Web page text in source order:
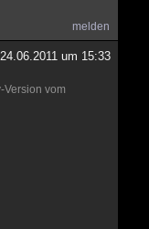
melden
24.06.2011 um 15:33
Version vom